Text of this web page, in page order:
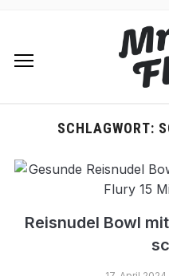
SCHLAGWORT:
Reisnudel Bowl